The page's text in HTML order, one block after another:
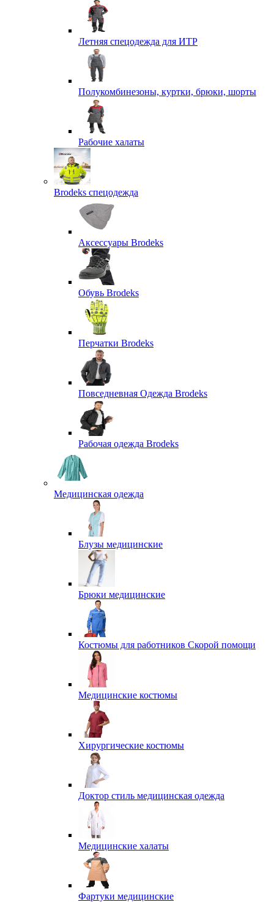
Летняя спецодежда для ИТР
Полукомбинезоны, куртки, брюки, шорты
Рабочие халаты
Brodeks спецодежда
Аксессуары Brodeks
Обувь Brodeks
Перчатки Brodeks
Повседневная Одежда Brodeks
Рабочая одежда Brodeks
Медицинская одежда
Блузы медицинские
Брюки медицинские
Костюмы для работников Скорой помощи
Медицинские костюмы
Хирургические костюмы
Доктор стиль медицинская одежда
Медицинские халаты
Фартуки медицинские